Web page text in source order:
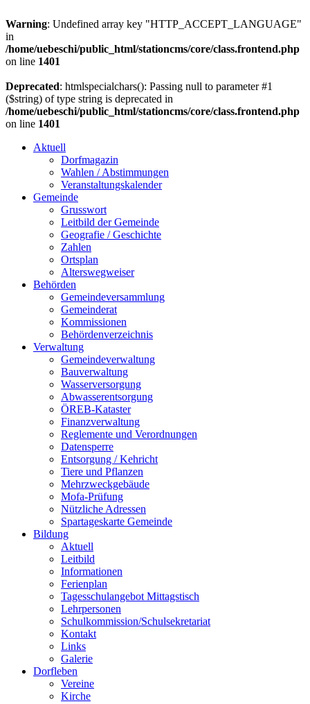
Warning: Undefined array key "HTTP_ACCEPT_LANGUAGE"
in
/home/uebeschi/public_html/stationcms/core/class.frontend.php
on line 1401
Deprecated: htmlspecialchars(): Passing null to parameter #1
($string) of type string is deprecated in
/home/uebeschi/public_html/stationcms/core/class.frontend.php
on line 1401
Aktuell
Dorfmagazin
Wahlen / Abstimmungen
Veranstaltungskalender
Gemeinde
Grusswort
Leitbild der Gemeinde
Geografie / Geschichte
Zahlen
Ortsplan
Alterswegweiser
Behörden
Gemeindeversammlung
Gemeinderat
Kommissionen
Behördenverzeichnis
Verwaltung
Gemeindeverwaltung
Bauverwaltung
Wasserversorgung
Abwasserentsorgung
ÖREB-Kataster
Finanzverwaltung
Reglemente und Verordnungen
Datensperre
Entsorgung / Kehricht
Tiere und Pflanzen
Mehrzweckgebäude
Mofa-Prüfung
Nützliche Adressen
Spartageskarte Gemeinde
Bildung
Aktuell
Leitbild
Informationen
Ferienplan
Tagesschulangebot Mittagstisch
Lehrpersonen
Schulkommission/Schulsekretariat
Kontakt
Links
Galerie
Dorfleben
Vereine
Kirche